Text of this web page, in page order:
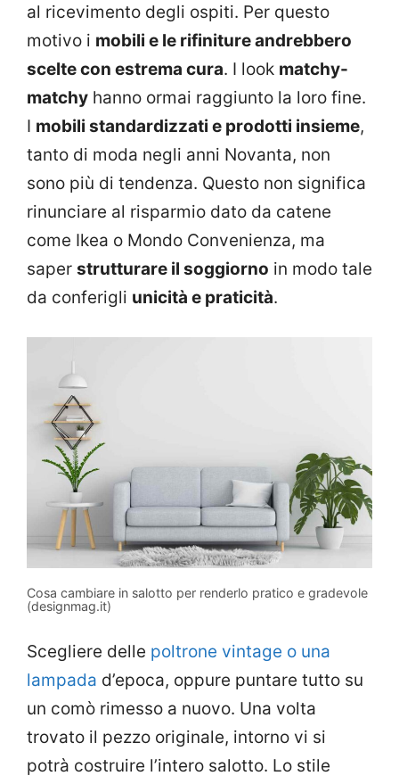
al ricevimento degli ospiti. Per questo
motivo i mobili e le rifiniture andrebbero
scelte con estrema cura. I look matchy-
matchy hanno ormai raggiunto la loro fine.
I mobili standardizzati e prodotti insieme,
tanto di moda negli anni Novanta, non
sono più di tendenza. Questo non significa
rinunciare al risparmio dato da catene
come Ikea o Mondo Convenienza, ma
saper strutturare il soggiorno in modo tale
da conferigli unicità e praticità.
Cosa cambiare in salotto per renderlo pratico e gradevole
(designmag.it)
Scegliere delle poltrone vintage o una
lampada d’epoca, oppure puntare tutto su
un comò rimesso a nuovo. Una volta
trovato il pezzo originale, intorno vi si
potrà costruire l’intero salotto. Lo stile